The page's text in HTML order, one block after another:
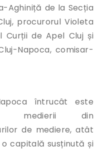
Aghiniță de la Secția
procurorul Violeta
Curții de Apel Cluj și
Napoca, comisar-
întrucât este
medierii din
de mediere, atât
capitală susținută și